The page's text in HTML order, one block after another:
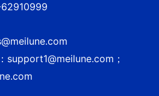
62910999
support1@meilune.com；